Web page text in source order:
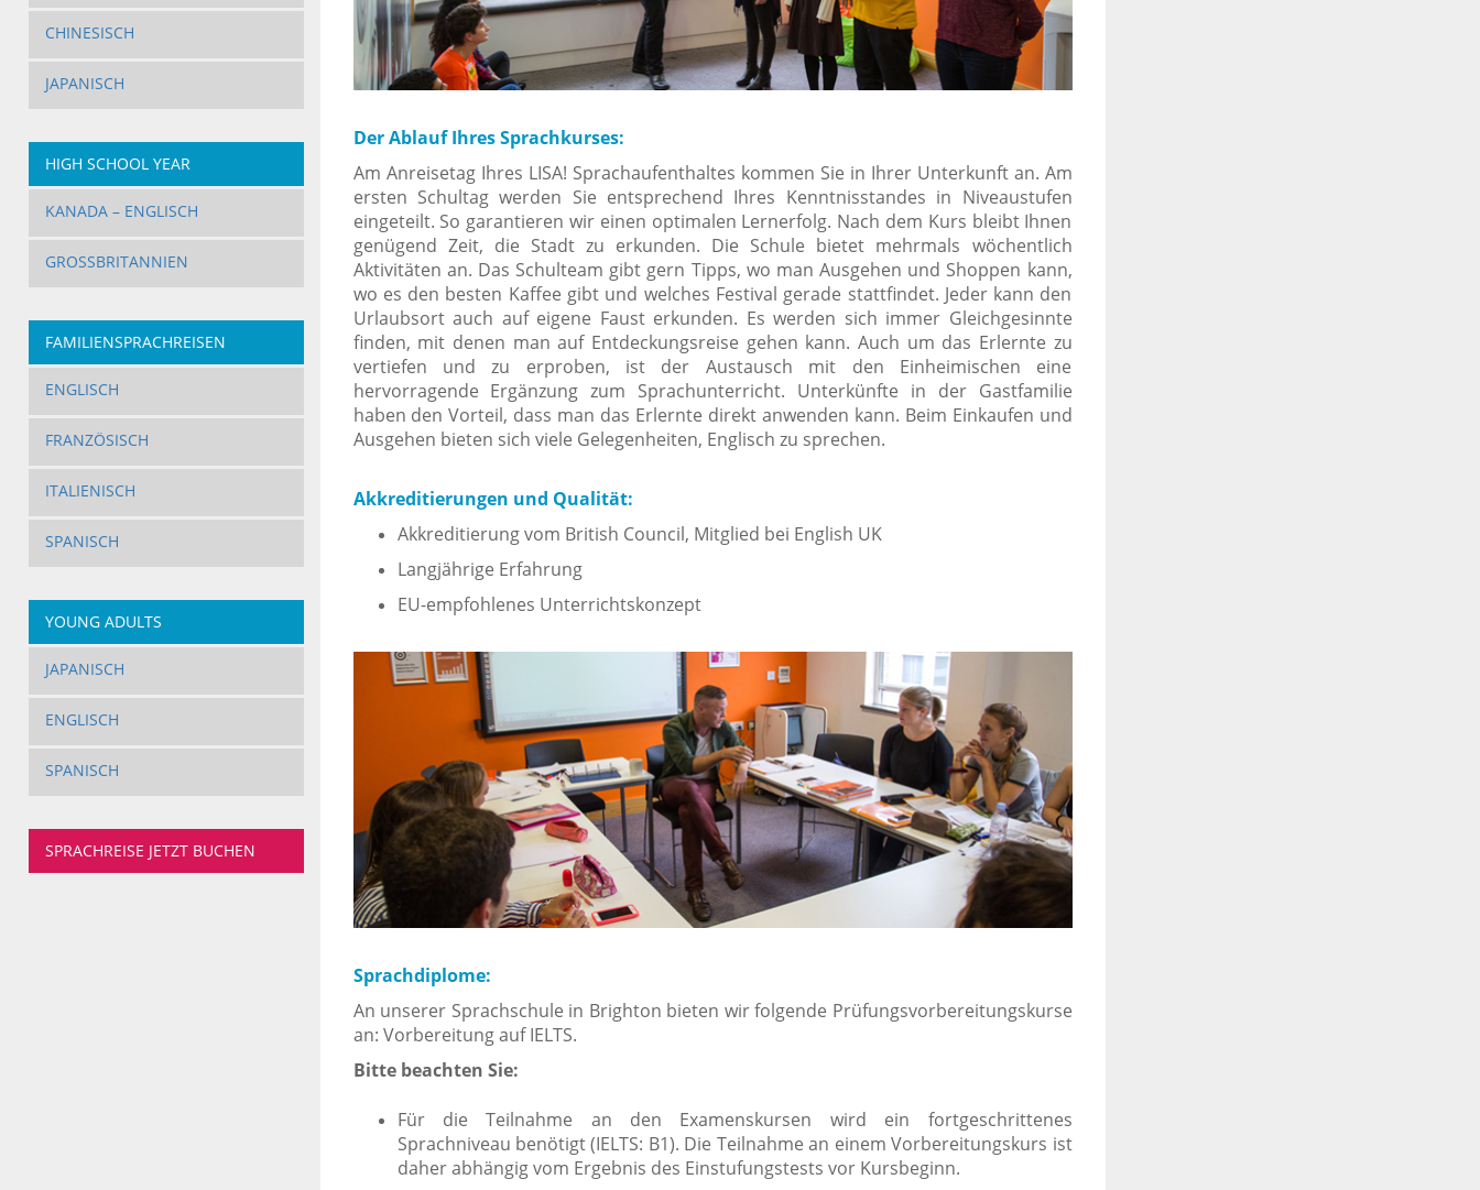
CHINESISCH
JAPANISCH
HIGH SCHOOL YEAR
KANADA – ENGLISCH
GROSSBRITANNIEN
FAMILIENSPRACHREISEN
ENGLISCH
FRANZÖSISCH
ITALIENISCH
SPANISCH
YOUNG ADULTS
JAPANISCH
ENGLISCH
SPANISCH
SPRACHREISE JETZT BUCHEN
Der Ablauf Ihres Sprachkurses:
Am Anreisetag Ihres LISA! Sprachaufenthaltes kommen Sie in Ihrer Unterkunft an. Am
ersten Schultag werden Sie entsprechend Ihres Kenntnisstandes in Niveaustufen
eingeteilt. So garantieren wir einen optimalen Lernerfolg. Nach dem Kurs bleibt Ihnen
genügend Zeit, die Stadt zu erkunden. Die Schule bietet mehrmals wöchentlich
Aktivitäten an. Das Schulteam gibt gern Tipps, wo man Ausgehen und Shoppen kann,
wo es den besten Kaffee gibt und welches Festival gerade stattfindet. Jeder kann den
Urlaubsort auch auf eigene Faust erkunden. Es werden sich immer Gleichgesinnte
finden, mit denen man auf Entdeckungsreise gehen kann. Auch um das Erlernte zu
vertiefen und zu erproben, ist der Austausch mit den Einheimischen eine
hervorragende Ergänzung zum Sprachunterricht. Unterkünfte in der Gastfamilie
haben den Vorteil, dass man das Erlernte direkt anwenden kann. Beim Einkaufen und
Ausgehen bieten sich viele Gelegenheiten, Englisch zu sprechen.
Akkreditierungen und Qualität:
Akkreditierung vom British Council, Mitglied bei English UK
Langjährige Erfahrung
EU-empfohlenes Unterrichtskonzept
Sprachdiplome:
An unserer Sprachschule in Brighton bieten wir folgende Prüfungsvorbereitungskurse
an: Vorbereitung auf IELTS.
Bitte beachten Sie:
Für die Teilnahme an den Examenskursen wird ein fortgeschrittenes
Sprachniveau benötigt (IELTS: B1). Die Teilnahme an einem Vorbereitungskurs ist
daher abhängig vom Ergebnis des Einstufungstests vor Kursbeginn.